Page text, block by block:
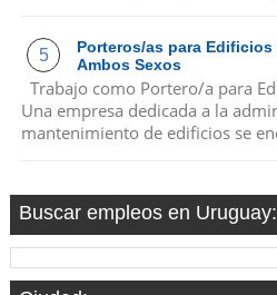
Porteros/as para
Ambos Sexos
Trabajo como Portero/a para
Una empresa dedicada a la
mantenimiento de edificios se
Buscar empleos en Uruguay: